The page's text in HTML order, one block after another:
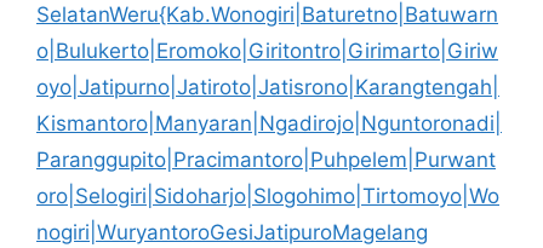
SelatanWeru{Kab.Wonogiri|Baturetno|Batuwarn
o|Bulukerto|Eromoko|Giritontro|Girimarto|Giriw
oyo|Jatipurno|Jatiroto|Jatisrono|Karangtengah|
Kismantoro|Manyaran|Ngadirojo|Nguntoronadi|
Paranggupito|Pracimantoro|Puhpelem|Purwant
oro|Selogiri|Sidoharjo|Slogohimo|Tirtomoyo|Wo
nogiri|WuryantoroGesiJatipuroMagelang